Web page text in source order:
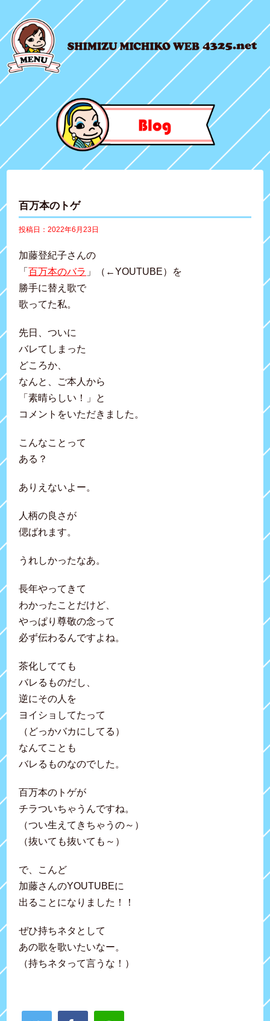
百万本のトゲ
投稿日：2022年6月23日
加藤登紀子さんの
「百万本のバラ 」（←YOUTUBE）を
勝手に替え歌で
歌ってた私。
先日、ついに
バレてしまった
どころか、
なんと、ご本人から
「素晴らしい！」と
コメントをいただきました。
こんなことって
ある？
ありえないよー。
人柄の良さが
偲ばれます。
うれしかったなあ。
長年やってきて
わかったことだけど、
やっぱり尊敬の念って
必ず伝わるんですよね。
茶化してても
バレるものだし、
逆にその人を
ヨイショしてたって
（どっかバカにしてる）
なんてことも
バレるものなのでした。
百万本のトゲが
チラついちゃうんですね。
（つい生えてきちゃうの～）
（抜いても抜いても～）
で、こんど
加藤さんのYOUTUBEに
出ることになりました！！
ぜひ持ちネタとして
あの歌を歌いたいなー。
（持ちネタって言うな！）